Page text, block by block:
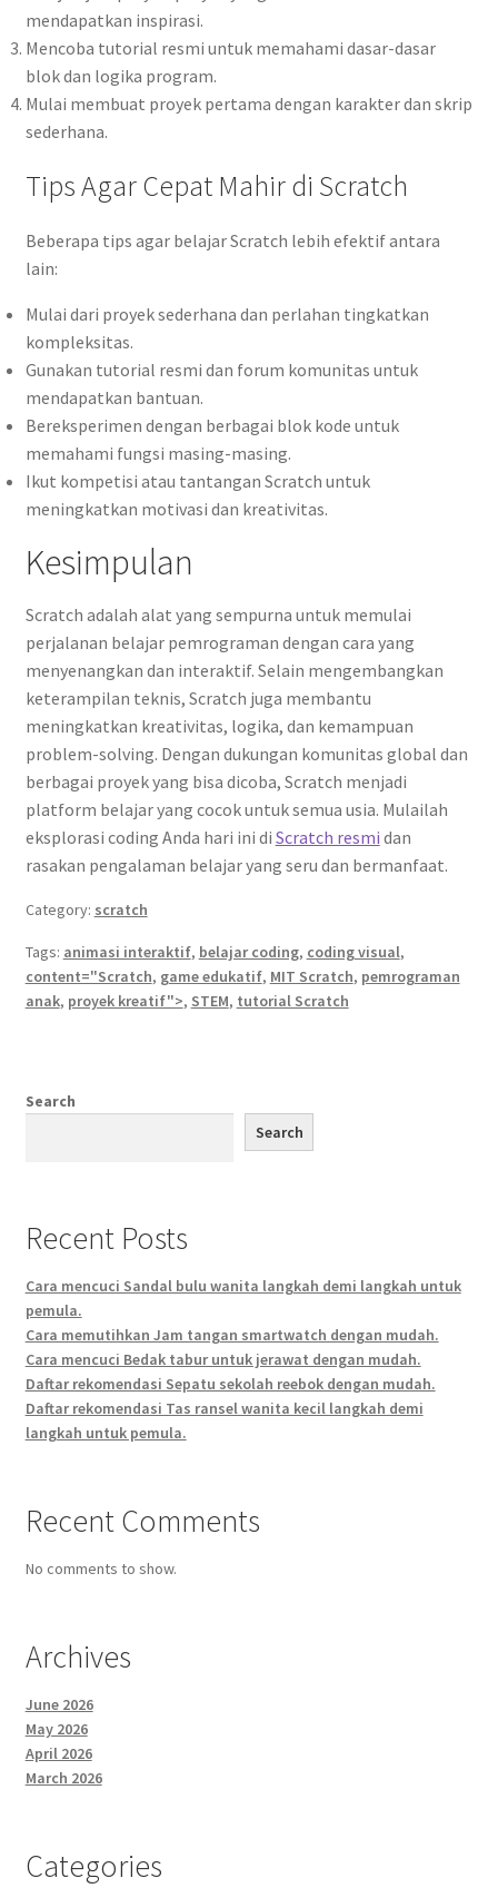
mendapatkan inspirasi.
Mencoba tutorial resmi untuk memahami dasar-dasar
blok dan logika program.
Mulai membuat proyek pertama dengan karakter dan skrip
sederhana.
Tips Agar Cepat Mahir di Scratch
Beberapa tips agar belajar Scratch lebih efektif antara
lain:
Mulai dari proyek sederhana dan perlahan tingkatkan
kompleksitas.
Gunakan tutorial resmi dan forum komunitas untuk
mendapatkan bantuan.
Bereksperimen dengan berbagai blok kode untuk
memahami fungsi masing-masing.
Ikut kompetisi atau tantangan Scratch untuk
meningkatkan motivasi dan kreativitas.
Kesimpulan
Scratch adalah alat yang sempurna untuk memulai
perjalanan belajar pemrograman dengan cara yang
menyenangkan dan interaktif. Selain mengembangkan
keterampilan teknis, Scratch juga membantu
meningkatkan kreativitas, logika, dan kemampuan
problem-solving. Dengan dukungan komunitas global dan
berbagai proyek yang bisa dicoba, Scratch menjadi
platform belajar yang cocok untuk semua usia. Mulailah
eksplorasi coding Anda hari ini di Scratch resmi dan
rasakan pengalaman belajar yang seru dan bermanfaat.
Category: scratch
Tags: animasi interaktif, belajar coding, coding visual,
content="Scratch, game edukatif, MIT Scratch, pemrograman
anak, proyek kreatif">, STEM, tutorial Scratch
Search
Search
Recent Posts
Cara mencuci Sandal bulu wanita langkah demi langkah untuk
pemula.
Cara memutihkan Jam tangan smartwatch dengan mudah.
Cara mencuci Bedak tabur untuk jerawat dengan mudah.
Daftar rekomendasi Sepatu sekolah reebok dengan mudah.
Daftar rekomendasi Tas ransel wanita kecil langkah demi
langkah untuk pemula.
Recent Comments
No comments to show.
Archives
June 2026
May 2026
April 2026
March 2026
Categories